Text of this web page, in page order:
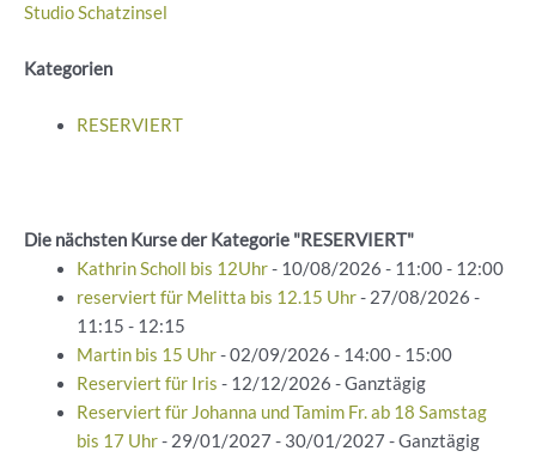
Studio Schatzinsel
Kategorien
RESERVIERT
Die nächsten Kurse der Kategorie "RESERVIERT"
Kathrin Scholl bis 12Uhr- 10/08/2026 - 11:00 - 12:00
reserviert für Melitta bis 12.15 Uhr- 27/08/2026 -
11:15 - 12:15
Martin bis 15 Uhr- 02/09/2026 - 14:00 - 15:00
Reserviert für Iris - 12/12/2026 - Ganztägig
Reserviert für Johanna und Tamim Fr. ab 18 Samstag
bis 17 Uhr- 29/01/2027 - 30/01/2027 - Ganztägig